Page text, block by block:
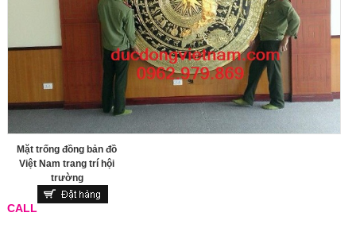
Mặt trống đồng bản đồ
Việt Nam trang trí hội
trường
CALL